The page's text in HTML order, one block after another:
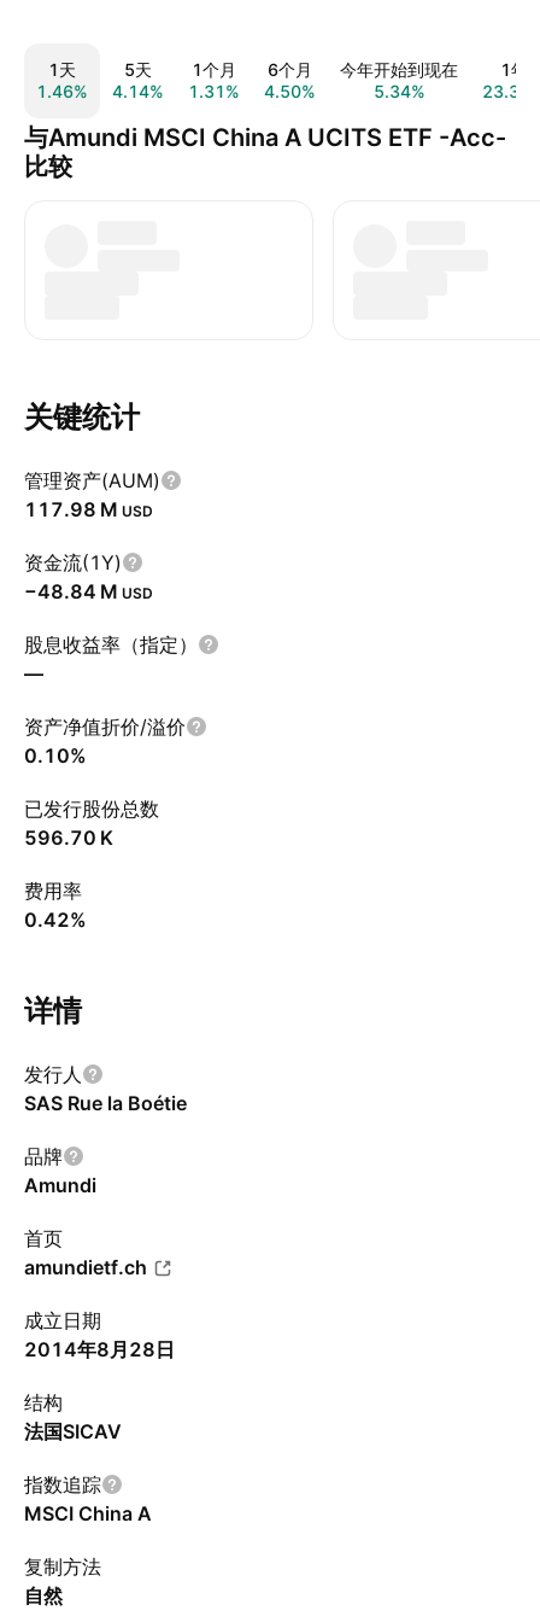
1天
1.46%
5天
4.14%
1个月
1.31%
6个月
4.50%
今年开始到现在
5.34%
1年
与Amundi MSCI China A UCITS ETF -Acc-
比较
关键统计
管理资产(AUM)
‪117.98 M‬ USD
资金流(1Y)
‪−48.84 M‬ USD
股息收益率（指定）
—
资产净值折价/溢价
0.10%
已发行股份总数
‪596.70 K‬
费用率
0.42%
详情
发行人
SAS Rue la Boétie
品牌
Amundi
首页
amundietf.ch
成立日期
2014年8月28日
结构
法国SICAV
指数追踪
MSCI China A
复制方法
自然